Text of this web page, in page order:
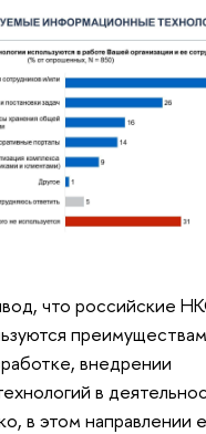
что российские
внедрении
в
в этом направлении